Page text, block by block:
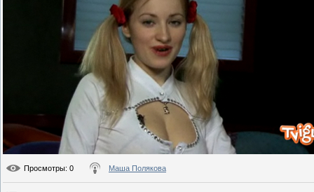
Просмотры: 0 Маша Полякова